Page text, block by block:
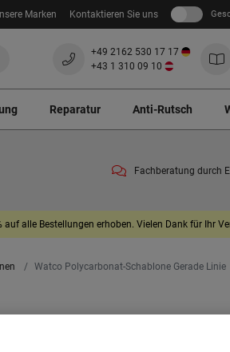
Marken Kontaktieren Sie uns
+49 2162 530 17 17
+43 1 310 09 10
Reparatur Anti-Rutsch
Fachberatung durch
alle Bestellungen erhoben. Vielen Dank für Ihr
Watco Polycarbonat-Schablone Gerade Linie
Polycarbonat-